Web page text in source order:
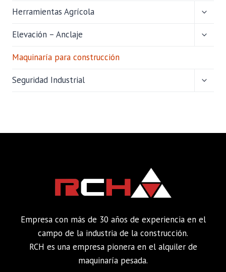
Herramientas Agrícola
Elevación – Anclaje
Maquinaría para construcción
Seguridad Industrial
Empresa con más de 30 años de experiencia en el
campo de la industria de la construcción.
RCH es una empresa pionera en el alquiler de
maquinaría pesada.